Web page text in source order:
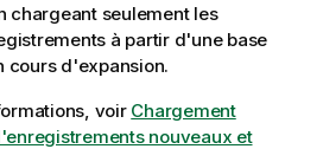
chargeant seulement les
à partir d'une base
cours d'expansion.
voir Chargement
nouveaux et